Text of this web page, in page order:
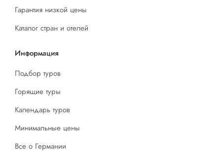
Гарантия низкой цены
Каталог стран и отелей
Информация
Подбор туров
Горящие туры
Календарь туров
Минимальные цены
Все о Германии